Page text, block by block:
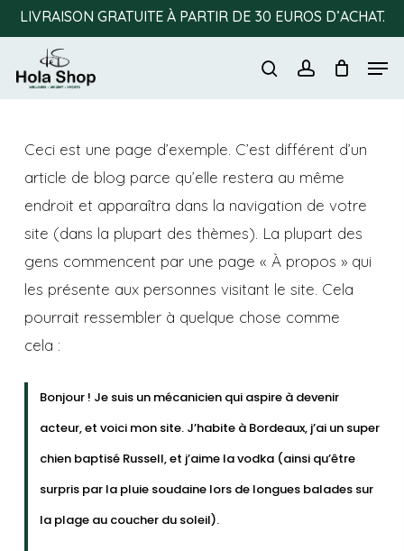
Skip
to
main
content
LIVRAISON GRATUITE À PARTIR DE 30 EUROS D’ACHAT.
searchaccount
Ceci est une page d’exemple. C’est différent d’un
article de blog parce qu’elle restera au même
endroit et apparaîtra dans la navigation de votre
site (dans la plupart des thèmes). La plupart des
gens commencent par une page « À propos » qui
les présente aux personnes visitant le site. Cela
pourrait ressembler à quelque chose comme
cela :
Bonjour ! Je suis un mécanicien qui aspire à devenir
acteur, et voici mon site. J’habite à Bordeaux, j’ai un super
chien baptisé Russell, et j’aime la vodka (ainsi qu’être
surpris par la pluie soudaine lors de longues balades sur
la plage au coucher du soleil).